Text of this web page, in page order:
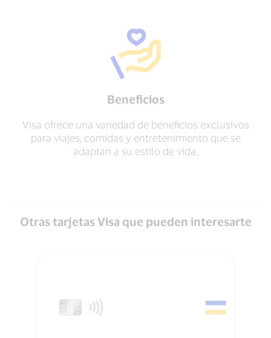
Beneficios
Visa ofrece una variedad de beneficios exclusivos
para viajes, comidas y entretenimiento que se
adaptan a su estilo de vida.
Otras tarjetas Visa que pueden interesarte